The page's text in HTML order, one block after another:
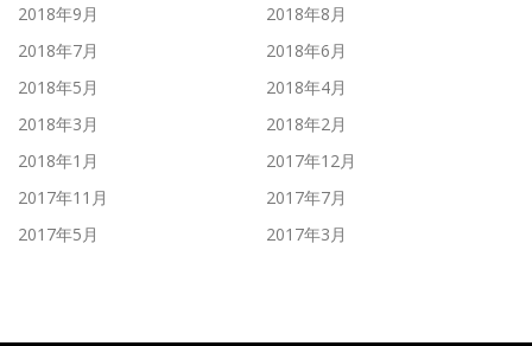
2018年9月
2018年8月
2018年7月
2018年6月
2018年5月
2018年4月
2018年3月
2018年2月
2018年1月
2017年12月
2017年11月
2017年7月
2017年5月
2017年3月